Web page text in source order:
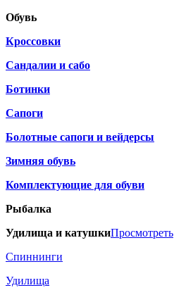
Обувь
Кроссовки
Сандалии и сабо
Ботинки
Сапоги
Болотные сапоги и вейдерсы
Зимняя обувь
Комплектующие для обуви
Рыбалка
Удилища и катушкиПросмотреть
Спиннинги
Удилища